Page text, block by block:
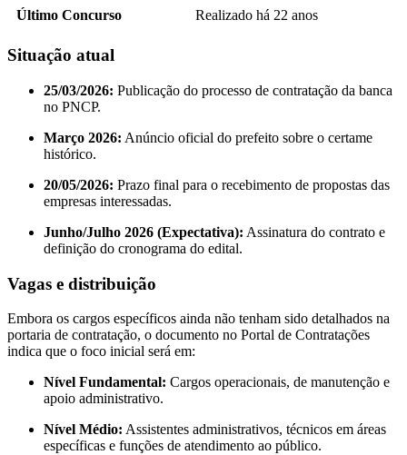
Último Concurso
Realizado há 22 anos
Situação atual
25/03/2026: Publicação do processo de contratação da banca
no PNCP.
Março 2026: Anúncio oficial do prefeito sobre o certame
histórico.
20/05/2026: Prazo final para o recebimento de propostas das
empresas interessadas.
Junho/Julho 2026 (Expectativa): Assinatura do contrato e
definição do cronograma do edital.
Vagas e distribuição
Embora os cargos específicos ainda não tenham sido detalhados na
portaria de contratação, o documento no Portal de Contratações
indica que o foco inicial será em:
Nível Fundamental: Cargos operacionais, de manutenção e
apoio administrativo.
Nível Médio: Assistentes administrativos, técnicos em áreas
específicas e funções de atendimento ao público.